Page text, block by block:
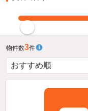
物件数3件